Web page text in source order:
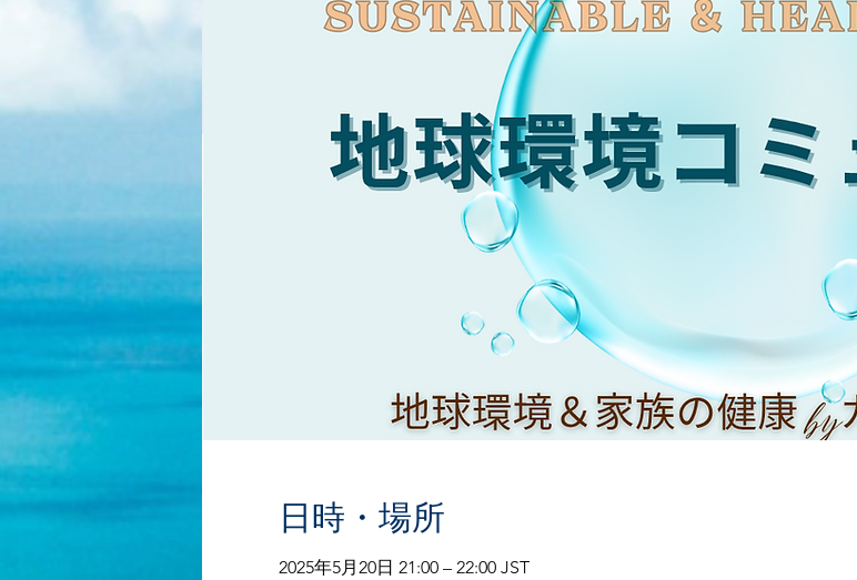
日時・場所
2025年5月20日 21:00 – 22:00 JST